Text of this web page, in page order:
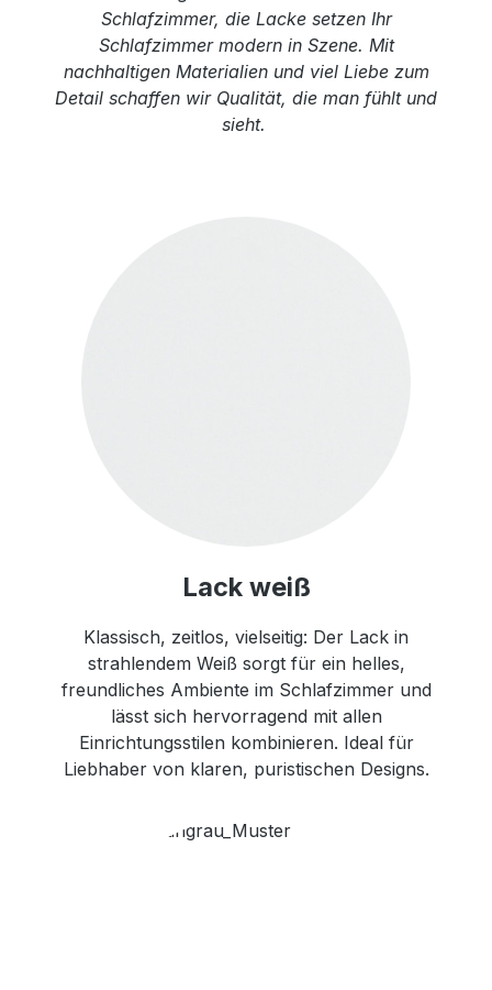
Schlafzimmer, die Lacke setzen Ihr
Schlafzimmer modern in Szene. Mit
nachhaltigen Materialien und viel Liebe zum
Detail schaffen wir Qualität, die man fühlt und
sieht.
Lack weiß
Klassisch, zeitlos, vielseitig: Der Lack in
strahlendem Weiß sorgt für ein helles,
freundliches Ambiente im Schlafzimmer und
lässt sich hervorragend mit allen
Einrichtungsstilen kombinieren. Ideal für
Liebhaber von klaren, puristischen Designs.